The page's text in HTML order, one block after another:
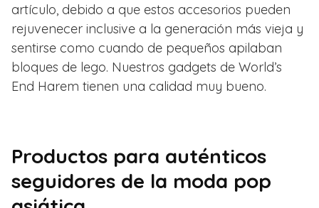
artículo, debido a que estos accesorios pueden
rejuvenecer inclusive a la generación más vieja y
sentirse como cuando de pequeños apilaban
bloques de lego. Nuestros gadgets de World’s
End Harem tienen una calidad muy bueno.
Productos para auténticos
seguidores de la moda pop